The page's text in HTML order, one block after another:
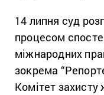
14 липня суд
процесом
міжнародних
зокрема
Комітет захисту